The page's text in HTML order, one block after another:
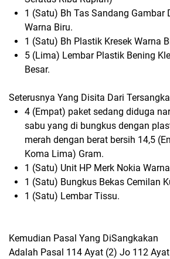
1 (Satu) Bh Tas Sandang Gambar
Warna Biru.
1 (Satu) Bh Plastik Kresek Warna
5 (Lima) Lembar Plastik Bening
Besar.
Seterusnya Yang Disita Dari
4 (Empat) paket sedang diduga
sabu yang di bungkus dengan
merah dengan berat bersih 14,5
Koma Lima) Gram.
1 (Satu) Unit HP Merk Nokia
1 (Satu) Bungkus Bekas Cemilan
1 (Satu) Lembar Tissu.
Kemudian Pasal Yang DiSangkakan
Adalah Pasal 114 Ayat (2) Jo 112 Ayat